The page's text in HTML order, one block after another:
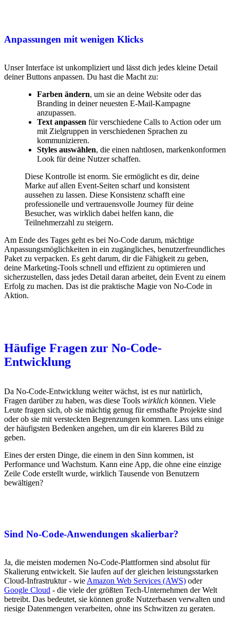
Anpassungen mit wenigen Klicks
Unser Interface ist unkompliziert und lässt dich jedes kleine Detail
deiner Buttons anpassen. Du hast die Macht zu:
Farben ändern, um sie an deine Website oder das
Branding in deiner neuesten E-Mail-Kampagne
anzupassen.
Text anpassen für verschiedene Calls to Action oder um
mit Zielgruppen in verschiedenen Sprachen zu
kommunizieren.
Styles auswählen, die einen nahtlosen, markenkonformen
Look für deine Nutzer schaffen.
Diese Kontrolle ist enorm. Sie ermöglicht es dir, deine
Marke auf allen Event-Seiten scharf und konsistent
aussehen zu lassen. Diese Konsistenz schafft eine
professionelle und vertrauensvolle Journey für deine
Besucher, was wirklich dabei helfen kann, die
Teilnehmerzahl zu steigern.
Am Ende des Tages geht es bei No-Code darum, mächtige
Anpassungsmöglichkeiten in ein zugängliches, benutzerfreundliches
Paket zu verpacken. Es geht darum, dir die Fähigkeit zu geben,
deine Marketing-Tools schnell und effizient zu optimieren und
sicherzustellen, dass jedes Detail daran arbeitet, dein Event zu einem
Erfolg zu machen. Das ist die praktische Magie von No-Code in
Aktion.
Häufige Fragen zur No-Code-
Entwicklung
Da No-Code-Entwicklung weiter wächst, ist es nur natürlich,
Fragen darüber zu haben, was diese Tools wirklich können. Viele
Leute fragen sich, ob sie mächtig genug für ernsthafte Projekte sind
oder ob sie mit versteckten Begrenzungen kommen. Lass uns einige
der häufigsten Bedenken angehen, um dir ein klareres Bild zu
geben.
Eines der ersten Dinge, die einem in den Sinn kommen, ist
Performance und Wachstum. Kann eine App, die ohne eine einzige
Zeile Code erstellt wurde, wirklich Tausende von Benutzern
bewältigen?
Sind No-Code-Anwendungen skalierbar?
Ja, die meisten modernen No-Code-Plattformen sind absolut für
Skalierung entwickelt. Sie laufen auf der gleichen leistungsstarken
Cloud-Infrastruktur - wie Amazon Web Services (AWS) oder
Google Cloud - die viele der größten Tech-Unternehmen der Welt
betreibt. Das bedeutet, sie können große Nutzerbasen verwalten und
riesige Datenmengen verarbeiten, ohne ins Schwitzen zu geraten.